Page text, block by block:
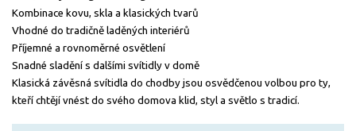
Kombinace kovu, skla a klasických tvarů
Vhodné do tradičně laděných interiérů
Příjemné a rovnoměrné osvětlení
Snadné sladění s dalšími svítidly v domě
Klasická závěsná svítidla do chodby jsou osvědčenou volbou pro ty,
kteří chtějí vnést do svého domova klid, styl a světlo s tradicí.